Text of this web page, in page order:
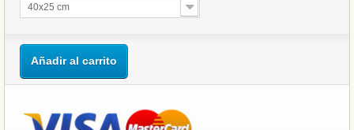
40x25 cm
Añadir al carrito